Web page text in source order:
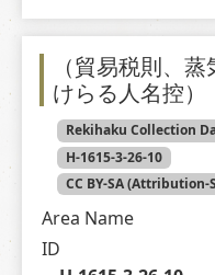
（貿易税則、
けらる人名控）
H-1615-3-26-10
CC BY-SA (Attribution-
Area Name
ID